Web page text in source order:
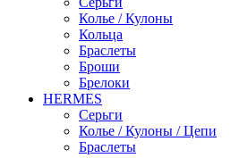
Колье / Кулоны
Кольца
Браслеты
Броши
Брелоки
HERMES
Серьги
Колье / Кулоны / Цепи
Браслеты